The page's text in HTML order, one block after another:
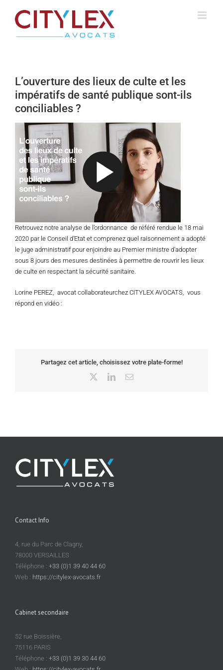
contenu
L’ouverture des lieux de culte et les
impératifs de santé publique sont-ils
conciliables ?
Retrouvez notre analyse de l’ordonnance de référé rendue le 18 mai
2020 par le Conseil d’Etat et comprenez quel raisonnement a adopté
le juge administratif pour enjoindre au Premier ministre d’adopter
sous 8 jours des mesures destinées à permettre de rouvrir les lieux
de culte en respectant la sécurité sanitaire.
Lorine PEREZ, avocat collaborateurchez CITYLEX AVOCATS, vous
répond en vidéo :
Partagez cet article, choisissez votre plate-forme!
LinkedInEmail
Contact Info
4, rue du Parc de Clagny,
78000 VERSAILLES
Téléphone : +33 (0)1 39 40 44 60
Web : https://citylex-avocats.fr
Cabinet secondaire
52 rue Boissière,
75116 PARIS
Téléphone : +33 (0)1 39 30 44 60